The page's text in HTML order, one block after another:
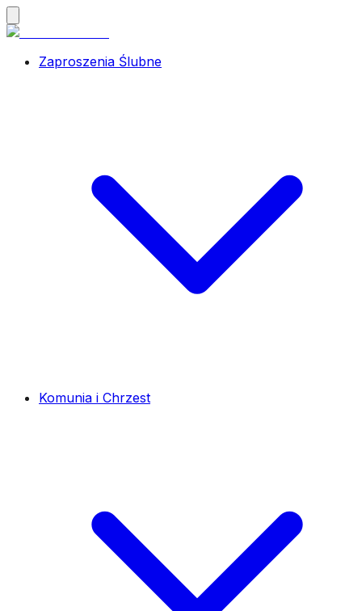
Zaproszenia Ślubne
Komunia i Chrzest